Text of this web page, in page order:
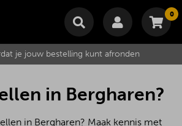
0
is momenteel leeg.
Subtotaal €
Wijzig winkelmand Bestellen
je jouw bestelling kunt afronden
in Bergharen?
in Bergharen? Maak kennis met